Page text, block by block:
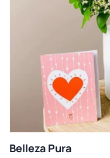
Belleza Pura